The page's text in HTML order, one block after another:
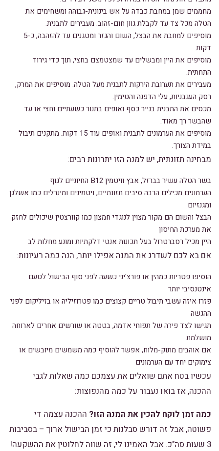
מחממים שמן במחבת כבדה על אש בינונית-גבוהה ומשחימים את
הטלה מכל צד עד לקבלת גוון חום-זהוב. מעבירים לתבנית.
מוסיפים למחבת את הבצל, השום והגזר ומטגנים עד להזהבה, כ-5
דקות.
מוסיפים את היין ומבשלים עד שמצטמצם בחצי, תוך כדי גירוד
התחתית.
מעבירים את תערובת הירקות לתבנית מעל הטלה. מוסיפים את המרק,
רסק העגבניות, עלי הדפנה והטימין.
מכסים את התבנית בנייר כסף ואופים בתנור כשעתיים וחצי או עד
שהבשר רך מאוד.
מוסיפים את הערמונים לתבנית ואופים עוד 15 דקות. מתקנים תיבול
במידת הצורך.
מבחינה תזונתית, יש למנה הזו יתרונות רבים:
בשר הטלה עשיר בברזל, אבץ וויטמין B12 החיוניים לגוף
הערמונים מכילים הרבה סיבים תזונתיים, ויטמינים ומינרלים כמו אשלגן
ומגנזיום
הבצל והשום הם מקור מצוין לנוגדי חמצון כמו קוורצטין שיכולים לחזק
את מערכת החיסון
היין מכיל רסברטרול בעל תכונות אנטי דלקתיות ומונע מחלות לב
אם בא לכם לשדרג את המנה אפילו יותר, הנה כמה רעיונות:
הוסיפו פטריות כמהין או פורצ'יני כשעה לפני סוף הבישול לטעם
אינטנסיבי יותר
פזרו איזה עשבי תיבול טריים קצוצים כמו פטרוזיליה או בזיליקום לפני
ההגשה
תגישו לצד פירה של תפוחי אדמה, בטטה או שורשים אחרים לארוחה
מושלמת
אם אוהבים מתוק-מלוח, אפשר להוסיף כמה משמשים מיובשים או
צימוקים יחד עם הערמונים
עכשיו בטח אתם שואלים את עצמכם כמה שאלות לגבי
ההכנה, אז בואו נעבור על כמה מהנפוצות:
כמה זמן לוקח להכין את המנה הזו? ההכנה עצמה די
פשוטה, אבל זה דורש סבלנות כי זמן הבישול ארוך – בסביבות
3 שעות סה"כ. אבל האמינו לי, זה שווה לחלוטין את ההשקעה!